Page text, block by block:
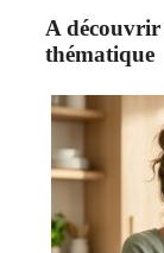
A découvrir
thématique